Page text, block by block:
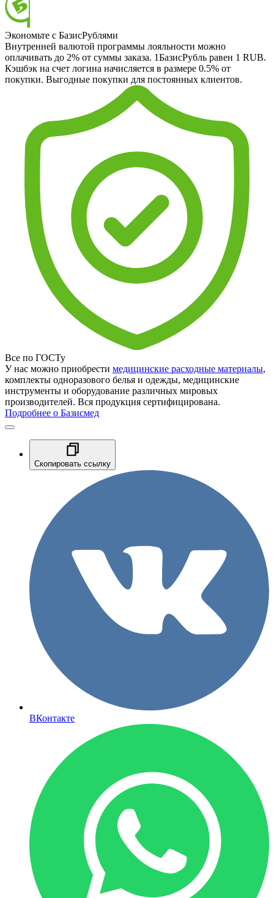
Экономьте с БазисРублями
Внутренней валютой программы лояльности можно
оплачивать до 2% от суммы заказа. 1БазисРубль равен 1 RUB.
Кэшбэк на счет логина начисляется в размере 0.5% от
покупки. Выгодные покупки для постоянных клиентов.
Все по ГОСТу
У нас можно приобрести медицинские расходные материалы,
комплекты одноразового белья и одежды, медицинские
инструменты и оборудование различных мировых
производителей. Вся продукция сертифицирована.
Подробнее о Базисмед
Скопировать ссылку
ВКонтакте